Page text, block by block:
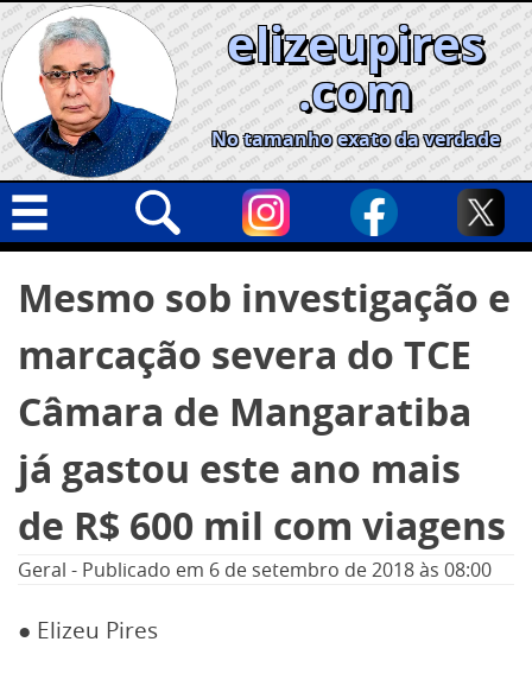
Skip
to
content
elizeupires
.com
No tamanho exato da verdade
Geral
Cidades
Política
Opinião
Informe especial
por:
Mesmo sob investigação e
marcação severa do TCE
Câmara de Mangaratiba
já gastou este ano mais
de R$ 600 mil com viagens
Geral - Publicado em 6 de setembro de 2018às 08:00
● Elizeu Pires